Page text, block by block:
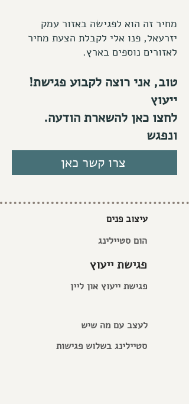
מחיר זה הוא לפגישה באזור עמק
יזרעאל, פנו אלי לקבלת הצעת מחיר
.לאזורים נוספים בארץ
!טוב, אני רוצה לקבוע פגישת
ייעוץ
.לחצו כאן להשארת הודעה
ונפגש
צרו קשר כאן
עיצוב פנים
הום סטיילינג
פגישת ייעוץ
לעצב עם מה שיש
סטיילינג בשלוש פגישות
פגישת ייעוץ און ליין